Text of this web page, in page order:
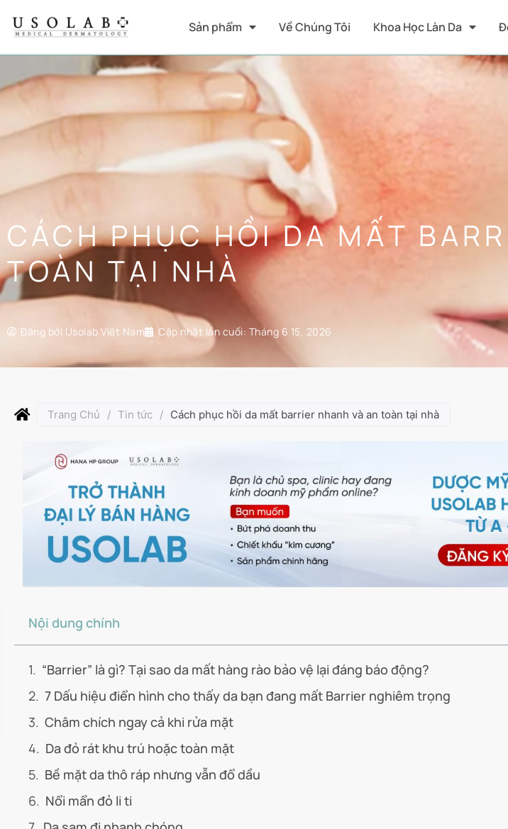
Sản phẩm Về Chúng Tôi Khoa Học Làn Da
CÁCH PHỤC HỒI DA MẤT
TOÀN TẠI NHÀ
Đăng bởi Usolab Việt Nam Cập nhật lần cuối: Tháng 6 15, 2026
Trang Chủ / Tin tức / Cách phục hồi da mất barrier nhanh và an toàn tại nhà
Nội dung chính
“Barrier” là gì? Tại sao da mất hàng rào bảo vệ lại đáng báo động?
7 Dấu hiệu điển hình cho thấy da bạn đang mất Barrier nghiêm trọng
Châm chích ngay cả khi rửa mặt
Da đỏ rát khu trú hoặc toàn mặt
Bề mặt da thô ráp nhưng vẫn đổ dầu
Nổi mẩn đỏ li ti